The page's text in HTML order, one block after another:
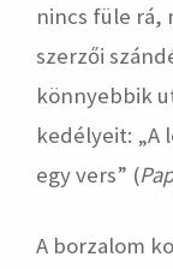
nincs füle rá,
szerzői
könnyebbik
kedélyeit: „A
egy vers” (
A borzalom